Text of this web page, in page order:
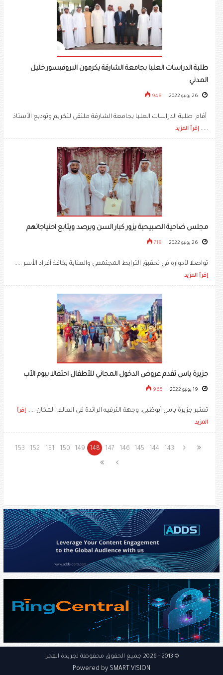
طلبة الدراسات العليا بجامعة الشارقة يكرمون البروفيسور خليل
المدني
948
أقام طلبة الدراسات العليا بجامعة الشارقة ملتقى لتكريم وتوديع الأستاذ
..... إقرأ المزيد
مجلس ضاحية الصبيحية يزور كبار السن ويرصد ويتابع احتياجاتهم
718
تواصلا لأدواره في تحقيق الترابط المجتمعي والعناية بكافة أفراد الأسر .....
إقرأ المزيد
جزيرة ياس تقدم عروض الدخول المجاني للأطفال احتفالا بيوم الأب
965
تعتبر جزيرة ياس أبوظبي، وجهة الترفيه الرائدة في العالم، المكان ..... إقرأ
المزيد
143
144
145
146
147
148
149
150
151
152
153
© 2013 - 2026 جميع الحقوق محفوظة لجريدة الفجر.
Powered by SMART VISION